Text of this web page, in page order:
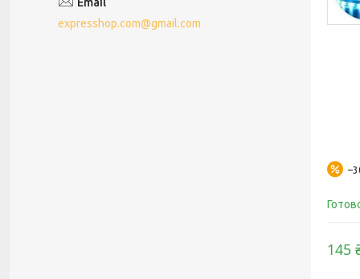
145
expresshop.com@gmail.com